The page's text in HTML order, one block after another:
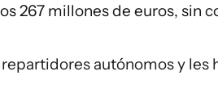
267 millones de euros, sin
autónomos y les